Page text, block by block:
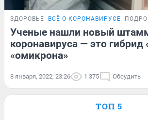
ЗДОРОВЬЕ ВСЁ О КОРОНАВИРУСЕ
Ученые нашли новый
коронавируса — это гибрид
«омикрона»
8 января, 2022, 23:26 1 375 Обсудить
ТОП 5